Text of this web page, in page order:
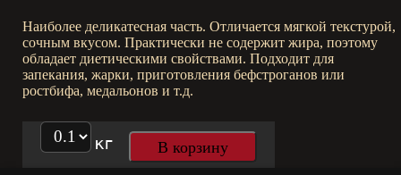
Наиболее деликатесная часть. Отличается мягкой текстурой,
сочным вкусом. Практически не содержит жира, поэтому
обладает диетическими свойствами. Подходит для
запекания, жарки, приготовления бефстроганов или
ростбифа, медальонов и т.д.
кг В корзину